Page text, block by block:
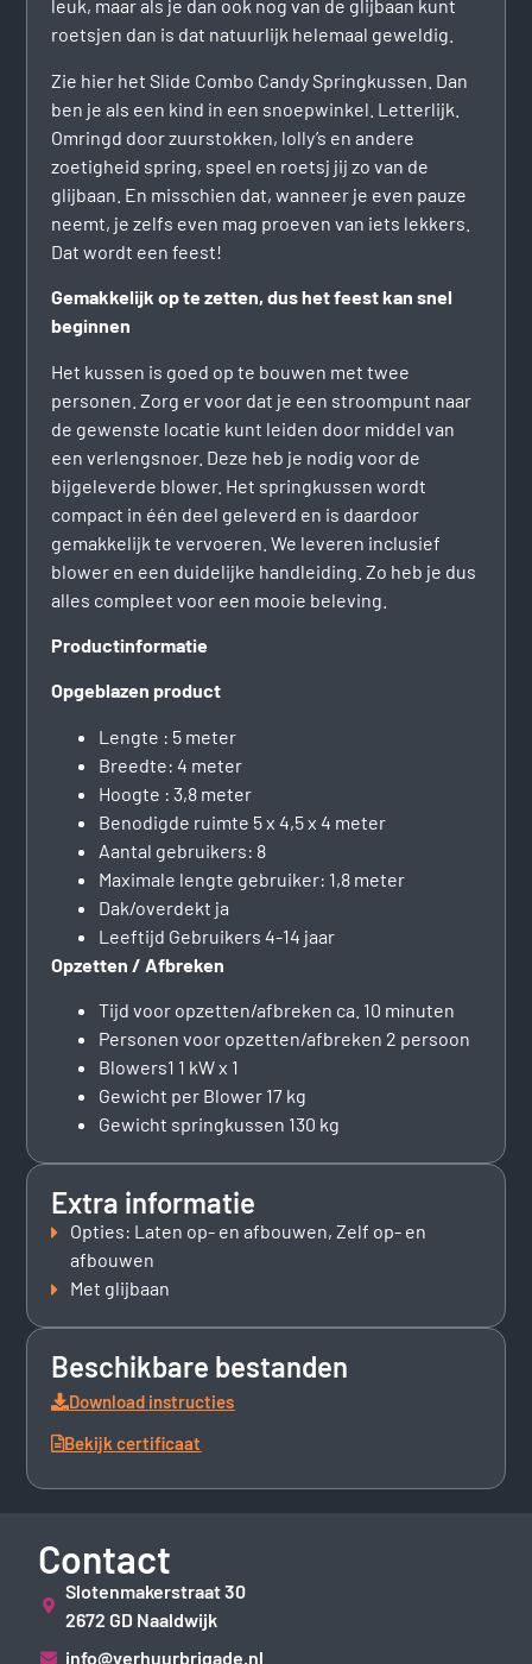
leuk, maar als je dan ook nog van de glijbaan kunt
roetsjen dan is dat natuurlijk helemaal geweldig.
Zie hier het Slide Combo Candy Springkussen. Dan
ben je als een kind in een snoepwinkel. Letterlijk.
Omringd door zuurstokken, lolly’s en andere
zoetigheid spring, speel en roetsj jij zo van de
glijbaan. En misschien dat, wanneer je even pauze
neemt, je zelfs even mag proeven van iets lekkers.
Dat wordt een feest!
Gemakkelijk op te zetten, dus het feest kan snel
beginnen
Het kussen is goed op te bouwen met twee
personen. Zorg er voor dat je een stroompunt naar
de gewenste locatie kunt leiden door middel van
een verlengsnoer. Deze heb je nodig voor de
bijgeleverde blower. Het springkussen wordt
compact in één deel geleverd en is daardoor
gemakkelijk te vervoeren. We leveren inclusief
blower en een duidelijke handleiding. Zo heb je dus
alles compleet voor een mooie beleving.
Productinformatie
Opgeblazen product
Lengte : 5 meter
Breedte: 4 meter
Hoogte : 3,8 meter
Benodigde ruimte 5 x 4,5 x 4 meter
Aantal gebruikers: 8
Maximale lengte gebruiker: 1,8 meter
Dak/overdekt ja
Leeftijd Gebruikers 4-14 jaar
Opzetten / Afbreken
Tijd voor opzetten/afbreken ca. 10 minuten
Personen voor opzetten/afbreken 2 persoon
Blowers1 1 kW x 1
Gewicht per Blower 17 kg
Gewicht springkussen 130 kg
Extra informatie
Opties: Laten op- en afbouwen, Zelf op- en
afbouwen
Met glijbaan
Beschikbare bestanden
Download instructies
Bekijk certificaat
Contact
Slotenmakerstraat 30
2672 GD Naaldwijk
info@verhuurbrigade.nl